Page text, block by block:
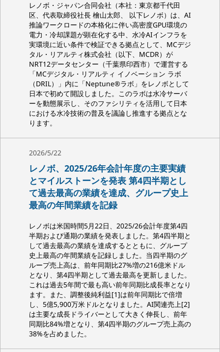
レノボ・ジャパン合同会社（本社：東京都千代田
区、代表取締役社長 檜山太郎、 以下レノボ）は、AI
推論ワークロードの本格化に伴い高密度GPU環境の
電力・冷却課題が顕在化する中、水冷AIインフラを
実環境に近い条件で検証できる拠点として、MCデジ
タル・リアルティ株式会社（以下、MCDR）が
NRT12データセンター（千葉県印西市）で運営する
「MCデジタル・リアルティ イノベーション ラボ
（DRIL）」内に「Neptune®ラボ」をレノボとして
日本で初めて開設しました。このラボは水冷サーバ
ーを動態展示し、そのファシリティを活用して日本
における水冷技術の普及を議論し推進する拠点とな
ります。
2026/5/22
レノボ、2025/26年会計年度の主要実績
とマイルストーンを発表 第4四半期とし
て過去最高の業績を達成、グループ史上
最高の年間業績を記録
レノボは米国時間5月22日、2025/26会計年度第4四
半期および通期の業績を発表しました。第4四半期と
して過去最高の業績を達成するとともに、グループ
史上最高の年間業績を記録しました。当四半期のグ
ループ売上高は、前年同期比27%増の216億米ドル
となり、第4四半期として過去最高を更新しました。
これは過去5年間で最も高い前年同期比成長率となり
ます。また、調整後純利益[1]は前年同期比で倍増
し、5億5,900万米ドルとなりました。AI関連売上[2]
は主要な成長ドライバーとして大きく伸長し、前年
同期比84%増となり、第4四半期のグループ売上高の
38%を占めました。